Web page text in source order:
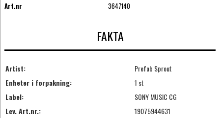
Art.nr
3647140
FAKTA
Artist:
Prefab Sprout
Enheter i forpakning:
1 st
Label:
SONY MUSIC CG
Lev. Art.nr.:
19075944631